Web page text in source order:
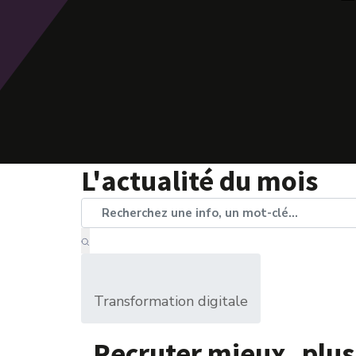
L'actualité du mois
Transformation digitale